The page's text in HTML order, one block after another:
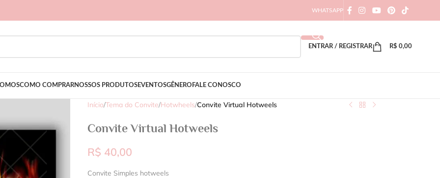
WHATSAPP
ENTRAR / REGISTRAR R$ 0,00
COMO COMPRARNOSSOS PRODUTOSEVENTOSGÊNERO FALE CONOSCO
Início/Tema do Convite/Hotwheels/Convite Virtual Hotweels
Convite Virtual Hotweels
R$ 40,00
Convite Simples hotweels